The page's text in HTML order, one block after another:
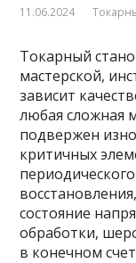
11.06.2024
Токарный
мастерской,
зависит
любая сложная
подвержен
критичных
состояние
обработки,
в конечном